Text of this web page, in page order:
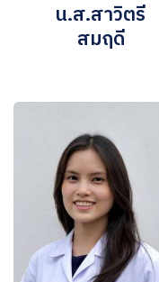
น.ส.สาวิตรี
สมฤดี